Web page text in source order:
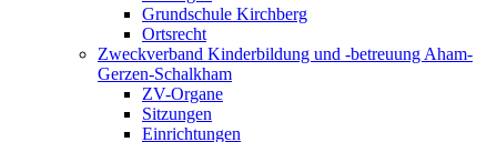
Grundschule Kirchberg
Ortsrecht
Zweckverband Kinderbildung und -betreuung Aham-
Gerzen-Schalkham
ZV-Organe
Sitzungen
Einrichtungen